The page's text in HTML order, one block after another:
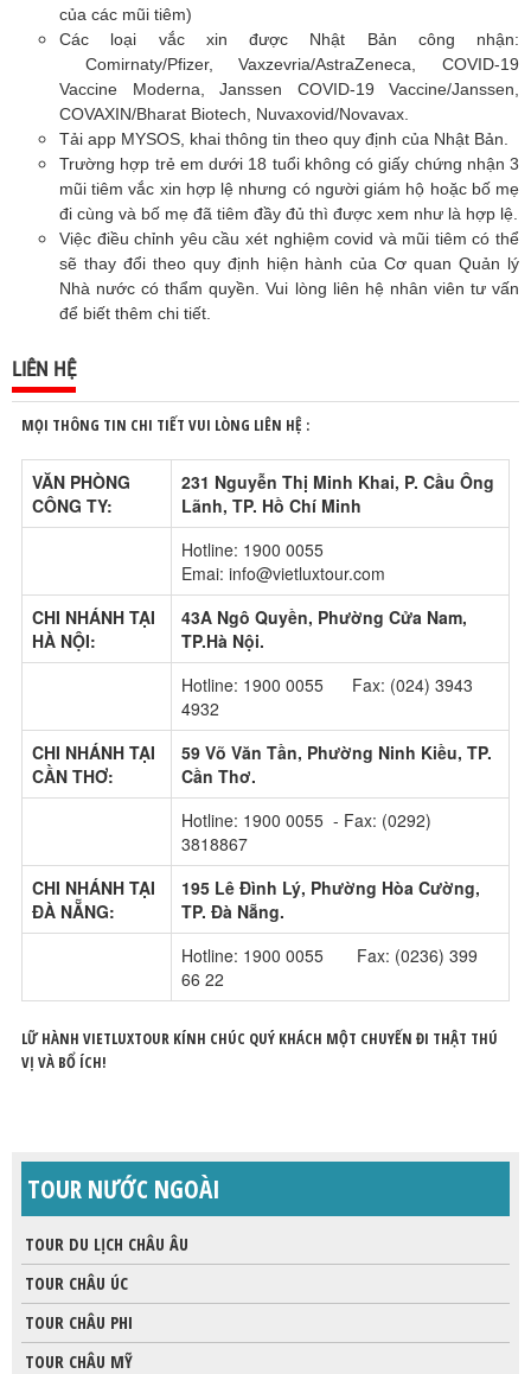
của các mũi tiêm)
Các loại vắc xin được Nhật Bản công nhận:
Comirnaty/Pfizer, Vaxzevria/AstraZeneca, COVID-19
Vaccine Moderna, Janssen COVID-19 Vaccine/Janssen,
COVAXIN/Bharat Biotech, Nuvaxovid/Novavax.
Tải app MYSOS, khai thông tin theo quy định của Nhật Bản.
Trường hợp trẻ em dưới 18 tuổi không có giấy chứng nhận 3
mũi tiêm vắc xin hợp lệ nhưng có người giám hộ hoặc bố mẹ
đi cùng và bố mẹ đã tiêm đầy đủ thì được xem như là hợp lệ.
Việc điều chỉnh yêu cầu xét nghiệm covid và mũi tiêm có thể
sẽ thay đổi theo quy định hiện hành của Cơ quan Quản lý
Nhà nước có thẩm quyền. Vui lòng liên hệ nhân viên tư vấn
để biết thêm chi tiết.
LIÊN HỆ
MỌI THÔNG TIN CHI TIẾT VUI LÒNG LIÊN HỆ :
VĂN PHÒNG
CÔNG TY:
231 Nguyễn Thị Minh Khai, P. Cầu Ông
Lãnh, TP. Hồ Chí Minh
Hotline: 1900 0055
Emai: info@vietluxtour.com
CHI NHÁNH TẠI
HÀ NỘI:
43A Ngô Quyền, Phường Cửa Nam,
TP.Hà Nội.
Hotline: 1900 0055 Fax: (024) 3943
4932
CHI NHÁNH TẠI
CẦN THƠ:
59 Võ Văn Tần, Phường Ninh Kiều, TP.
Cần Thơ.
Hotline: 1900 0055 - Fax: (0292)
3818867
CHI NHÁNH TẠI
ĐÀ NẴNG:
195 Lê Đình Lý, Phường Hòa Cường,
TP. Đà Nẵng.
Hotline: 1900 0055 Fax: (0236) 399
66 22
LỮ HÀNH VIETLUXTOUR KÍNH CHÚC QUÝ KHÁCH MỘT CHUYẾN ĐI THẬT THÚ
VỊ VÀ BỔ ÍCH!
TOUR NƯỚC NGOÀI
TOUR DU LỊCH CHÂU ÂU
TOUR CHÂU ÚC
TOUR CHÂU PHI
TOUR CHÂU MỸ